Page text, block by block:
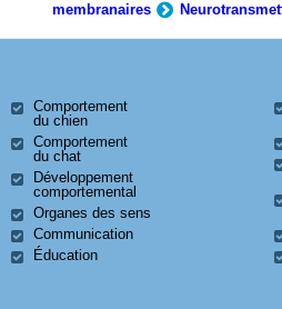
membranaires
Comportement
du chien
Comportement
du chat
Développement
comportemental
Organes des sens
Communication
Éducation